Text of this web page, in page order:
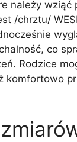
należy wziąć
/chrztu/
co
Rodzice
komfortowo